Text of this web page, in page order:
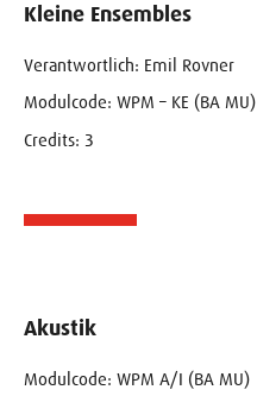
Kleine Ensembles
Verantwortlich: Emil Rovner
Modulcode: WPM – KE (BA MU)
Credits: 3
Akustik
Modulcode: WPM A/I (BA MU)